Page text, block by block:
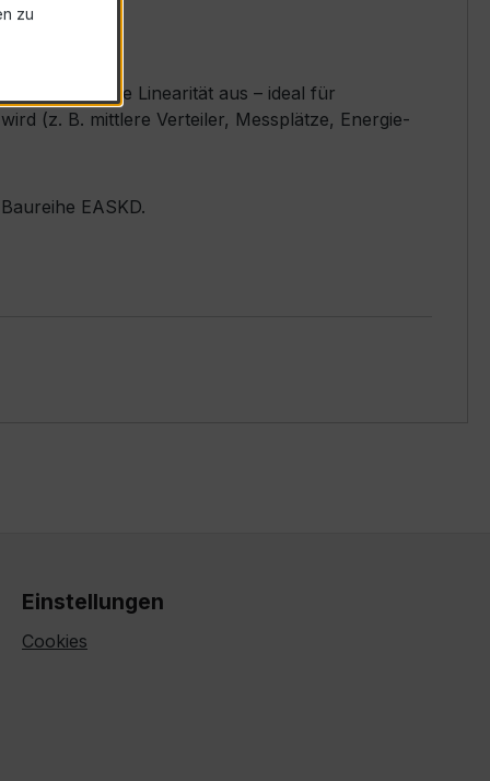
exzellente Linearität aus – ideal für
(z. B. mittlere Verteiler, Messplätze, Energie-
EASKD.
Einstellungen
Cookies
zu